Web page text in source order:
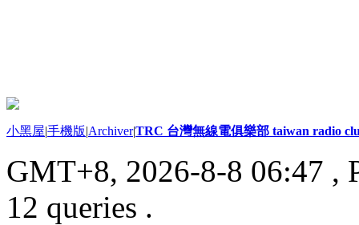
小黑屋|手機版|Archiver|TRC 台灣無線電俱樂部 taiwan radio
GMT+8, 2026-8-8 06:47 ,
12 queries .